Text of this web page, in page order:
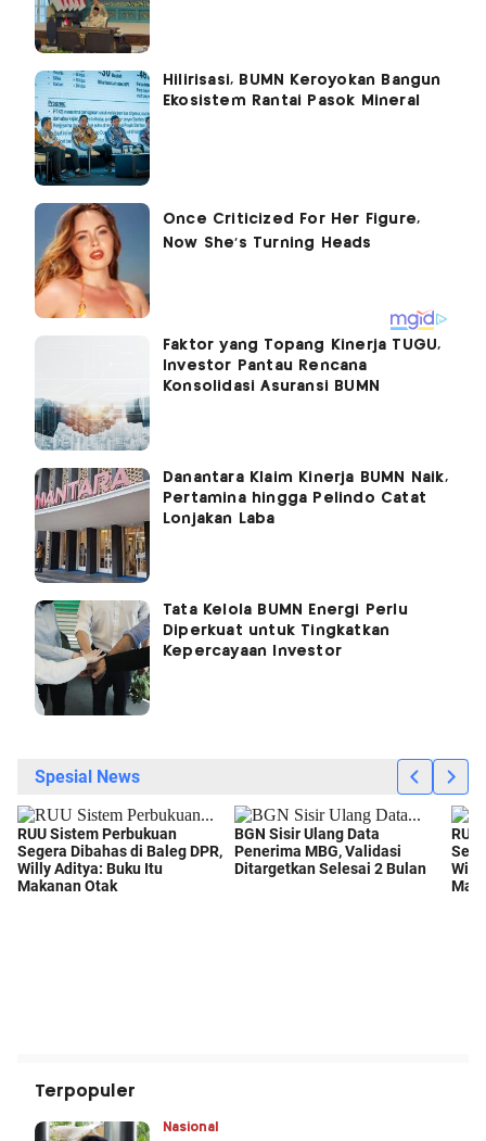
Hilirisasi, BUMN Keroyokan Bangun
Ekosistem Rantai Pasok Mineral
Faktor yang Topang Kinerja TUGU,
Investor Pantau Rencana
Konsolidasi Asuransi BUMN
Danantara Klaim Kinerja BUMN Naik,
Pertamina hingga Pelindo Catat
Lonjakan Laba
Tata Kelola BUMN Energi Perlu
Diperkuat untuk Tingkatkan
Kepercayaan Investor
Terpopuler
Nasional